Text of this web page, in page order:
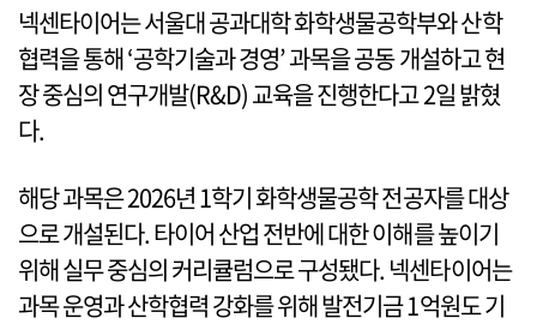
넥센타이어는 서울대 공과대학 화학생물공학부와 산학
협력을 통해 ‘공학기술과 경영’ 과목을 공동 개설하고 현
장 중심의 연구개발(R&D) 교육을 진행한다고 2일 밝혔
다.
해당 과목은 2026년 1학기 화학생물공학 전공자를 대상
으로 개설된다. 타이어 산업 전반에 대한 이해를 높이기
위해 실무 중심의 커리큘럼으로 구성됐다. 넥센타이어는
과목 운영과 산학협력 강화를 위해 발전기금 1억원도 기